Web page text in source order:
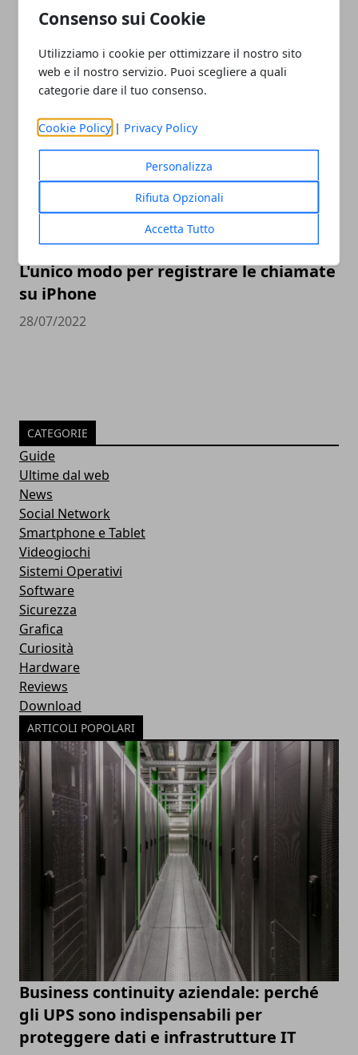
Consenso sui Cookie
Utilizziamo i cookie per ottimizzare il nostro sito
web e il nostro servizio. Puoi scegliere a quali
categorie dare il tuo consenso.
Cookie Policy | Privacy Policy
Personalizza
Rifiuta Opzionali
Accetta Tutto
Quali sono gli smartphone più veloci al
mondo
05/08/2022
L'unico modo per registrare le chiamate
su iPhone
28/07/2022
CATEGORIE
Guide
Ultime dal web
News
Social Network
Smartphone e Tablet
Videogiochi
Sistemi Operativi
Software
Sicurezza
Grafica
Curiosità
Hardware
Reviews
Download
ARTICOLI POPOLARI
Business continuity aziendale: perché
gli UPS sono indispensabili per
proteggere dati e infrastrutture IT